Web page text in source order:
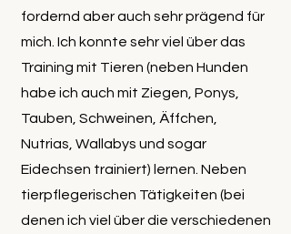
fordernd aber auch sehr prägend für
mich. Ich konnte sehr viel über das
Training mit Tieren (neben Hunden
habe ich auch mit Ziegen, Ponys,
Tauben, Schweinen, Äffchen,
Nutrias, Wallabys und sogar
Eidechsen trainiert) lernen. Neben
tierpflegerischen Tätigkeiten (bei
denen ich viel über die verschiedenen